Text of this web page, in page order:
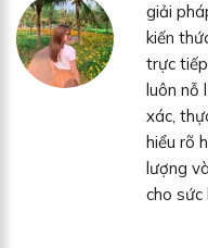
giải
kiến
trực
luôn nỗ
xác,
hiểu rõ
lượng
cho sức